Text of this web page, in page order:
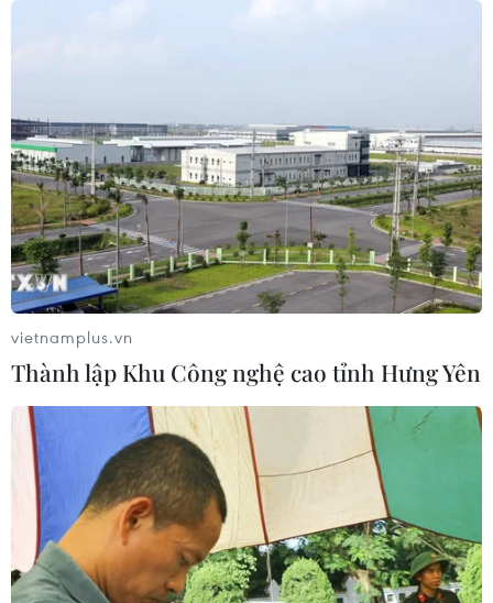
vietnamplus.vn
Thành lập Khu Công nghệ cao tỉnh Hưng Yên